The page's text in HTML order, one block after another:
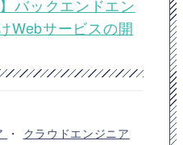
バックエンドエン
Webサービスの開
・ クラウドエンジニア